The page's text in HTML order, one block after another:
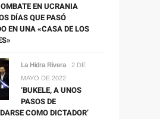
EN UCRANIA
DÍAS QUE PASÓ
EN UNA «CASA DE LOS
La Hidra Rivera
2 DE
MAYO DE 2022
‘BUKELE, A UNOS
PASOS DE
COMO DICTADOR’